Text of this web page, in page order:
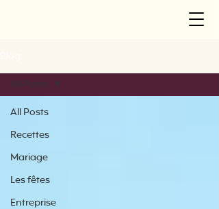
All Posts
Recettes
Mariage
Les fêtes
Entreprise
All Posts